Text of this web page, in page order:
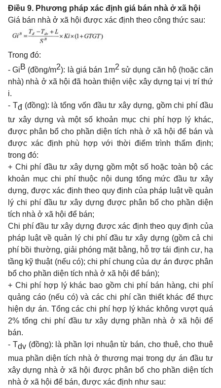
Điều 9. Phương pháp xác định giá bán nhà ở xã hội
Giá bán nhà ở xã hội được xác định theo công thức sau:
Trong đó:
- GiB (đồng/m2): là giá bán 1m2 sử dụng căn hộ (hoặc căn
nhà) nhà ở xã hội đã hoàn thiện việc xây dựng tại vị trí thứ
i.
- Tđ(đồng): là tổng vốn đầu tư xây dựng, gồm chi phí đầu
tư xây dựng và một số khoản mục chi phí hợp lý khác,
được phân bổ cho phần diện tích nhà ở xã hội để bán và
được xác định phù hợp với thời điểm trình thẩm định;
trong đó:
+ Chi phí đầu tư xây dựng gồm một số hoặc toàn bộ các
khoản mục chi phí thuộc nội dung tổng mức đầu tư xây
dựng, được xác định theo quy định của pháp luật về quản
lý chi phí đầu tư xây dựng được phân bổ cho phần diện
tích nhà ở xã hội để bán;
Chi phí đầu tư xây dựng được xác định theo quy định của
pháp luật về quản lý chi phí đầu tư xây dựng (gồm cả chi
phí bồi thường, giải phóng mặt bằng, hỗ trợ tái định cư, hạ
tầng kỹ thuật (nếu có); chi phí chung của dựán được phân
bổ cho phần diện tích nhà ở xã hội để bán);
+ Chi phí hợp lý khác bao gồm chi phí bán hàng, chi phí
quảng cáo (nếu có) và các chi phí cần thiết khác để thực
hiện dự án. Tổng các chi phí hợp lý khác không vượt quá
2% tổng chi phí đầu tư xây dựng phần nhà ở xã hội để
bán.
- Tdv(đồng): là phần lợi nhuận từ bán, cho thuê, cho thuê
mua phần diện tích nhà ở thương mại trong dự án đầu tư
xây dựng nhà ở xã hội được phân bổ cho phần diện tích
nhà ở xã hội để bán, được xác định như sau: